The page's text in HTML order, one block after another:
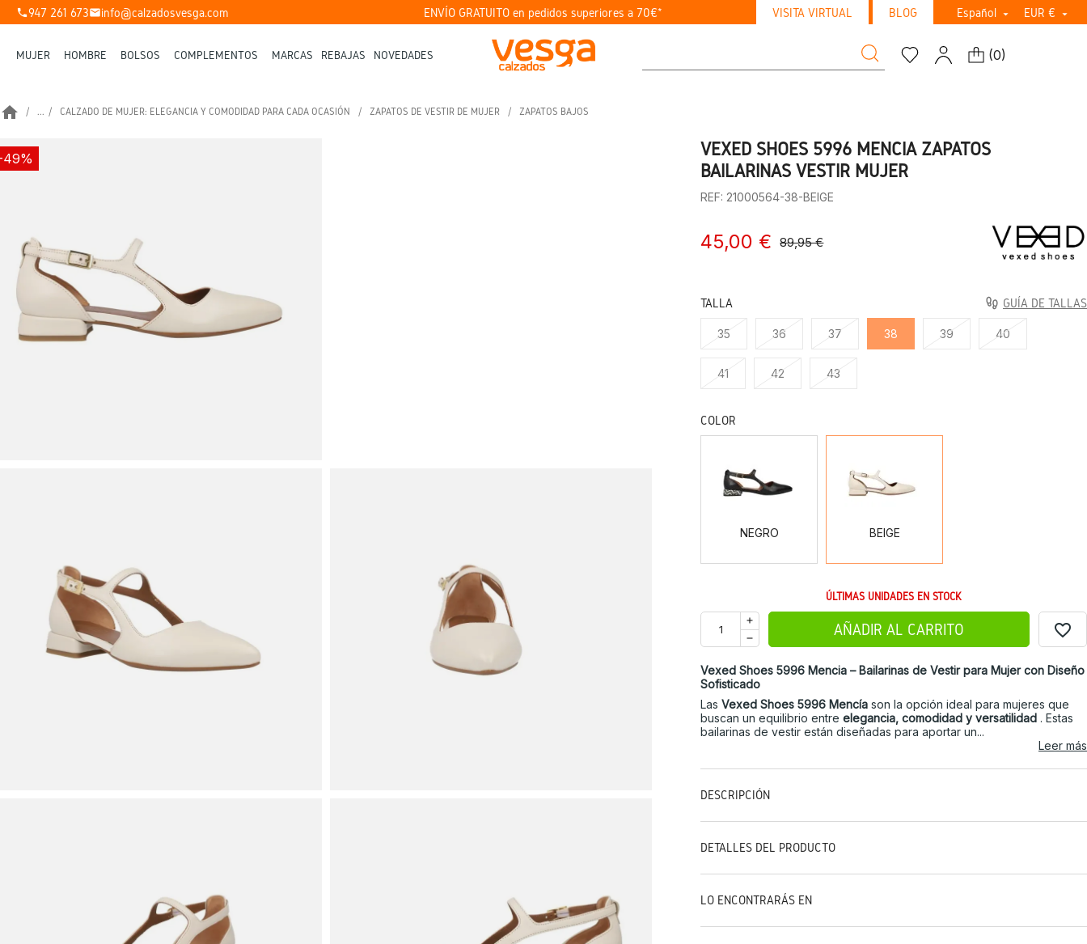
phone947 261 673mailinfo@calzadosvesga.com ENVÍO GRATUITO en pedidos superiores a 70€* VISITA VIRTUAL BLOG Español  EUR € 
MUJER HOMBRE BOLSOS COMPLEMENTOS MARCAS REBAJAS NOVEDADES (0)
home ... CALZADO DE MUJER: ELEGANCIA Y COMODIDAD PARA CADA OCASIÓN ZAPATOS DE VESTIR DE MUJER ZAPATOS BAJOS
VEXED SHOES 5996 MENCIA ZAPATOS
BAILARINAS VESTIR MUJER
REF: 21000564-38-BEIGE
45,00 € 89,95 €
TALLA GUÍA DE TALLAS
35 36 37 38 39 40
41 42 43
COLOR
NEGRO BEIGE
ÚLTIMAS UNIDADES EN STOCK
AÑADIR AL CARRITO favorite_border
Vexed Shoes 5996 Mencia – Bailarinas de Vestir para Mujer con Diseño
Sofisticado
LasVexed Shoes 5996 Mencía son la opción ideal para mujeres que
buscan un equilibrio entreelegancia, comodidad y versatilidad . Estas
bailarinas de vestir están diseñadas para aportar un...
Leer más
DESCRIPCIÓN
DETALLES DEL PRODUCTO
LO ENCONTRARÁS EN